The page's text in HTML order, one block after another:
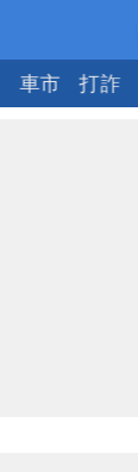
車市 打詐